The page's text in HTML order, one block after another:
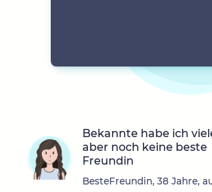
Bekannte habe ich
aber noch keine beste
Freundin
BesteFreundin, 38 Jahre,